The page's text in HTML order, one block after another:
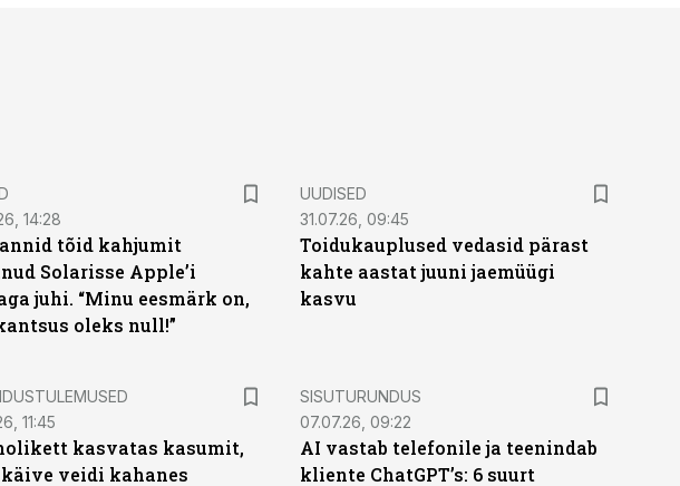
14:28
tõid kahjumit
Solarisse Apple’i
juhi. “Minu eesmärk on,
oleks null!”
UUDISED
31.07.26, 09:45
Toidukauplused vedasid pärast
kahte aastat juuni jaemüügi
kasvu
11:45
kasvatas kasumit,
veidi kahanes
ST
SISUTURUNDUS
07.07.26, 09:22
AI vastab telefonile ja teenindab
kliente ChatGPT’s: 6 suurt